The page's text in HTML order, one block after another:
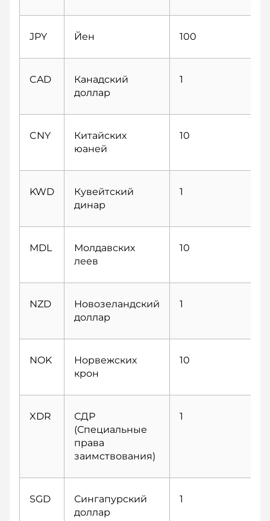
JPY Йен 100
CAD
Канадский
доллар
1
CNY
Китайских
юаней
10
KWD
Кувейтский
динар
1
MDL
Молдавских
леев
10
NZD
Новозеландский
доллар
1
NOK
Норвежских
крон
10
XDR
СДР
(Специальные
права
заимствования)
1
SGD
Сингапурcкий
доллар
1